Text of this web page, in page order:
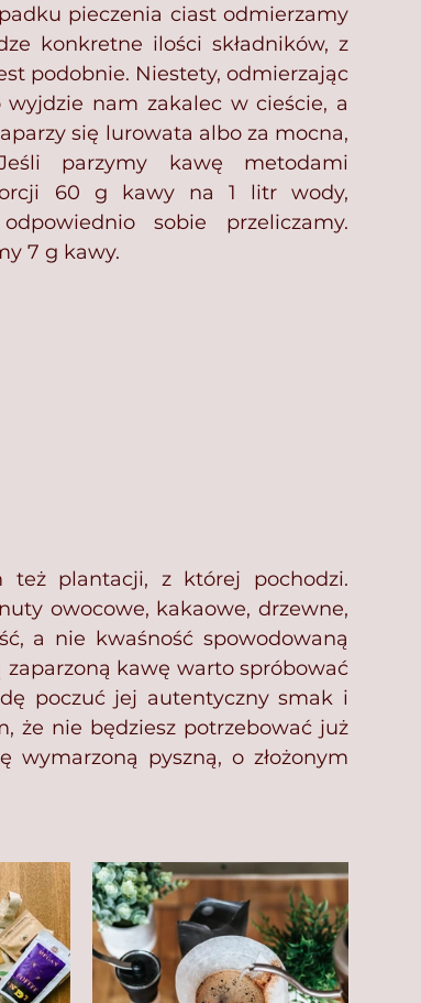
pieczenia ciast odmierzamy
konkretne ilości składników, z
podobnie. Niestety, odmierzając
wyjdzie nam zakalec w cieście, a
się lurowata albo za mocna,
parzymy kawę metodami
60 g kawy na 1 litr wody,
sobie przeliczamy.
7 g kawy.⁣
też plantacji, z której pochodzi.
owocowe, kakaowe, drzewne,
a nie kwaśność spowodowaną
kawę warto spróbować
poczuć jej autentyczny smak i
że nie będziesz potrzebować już
wymarzoną pyszną, o złożonym